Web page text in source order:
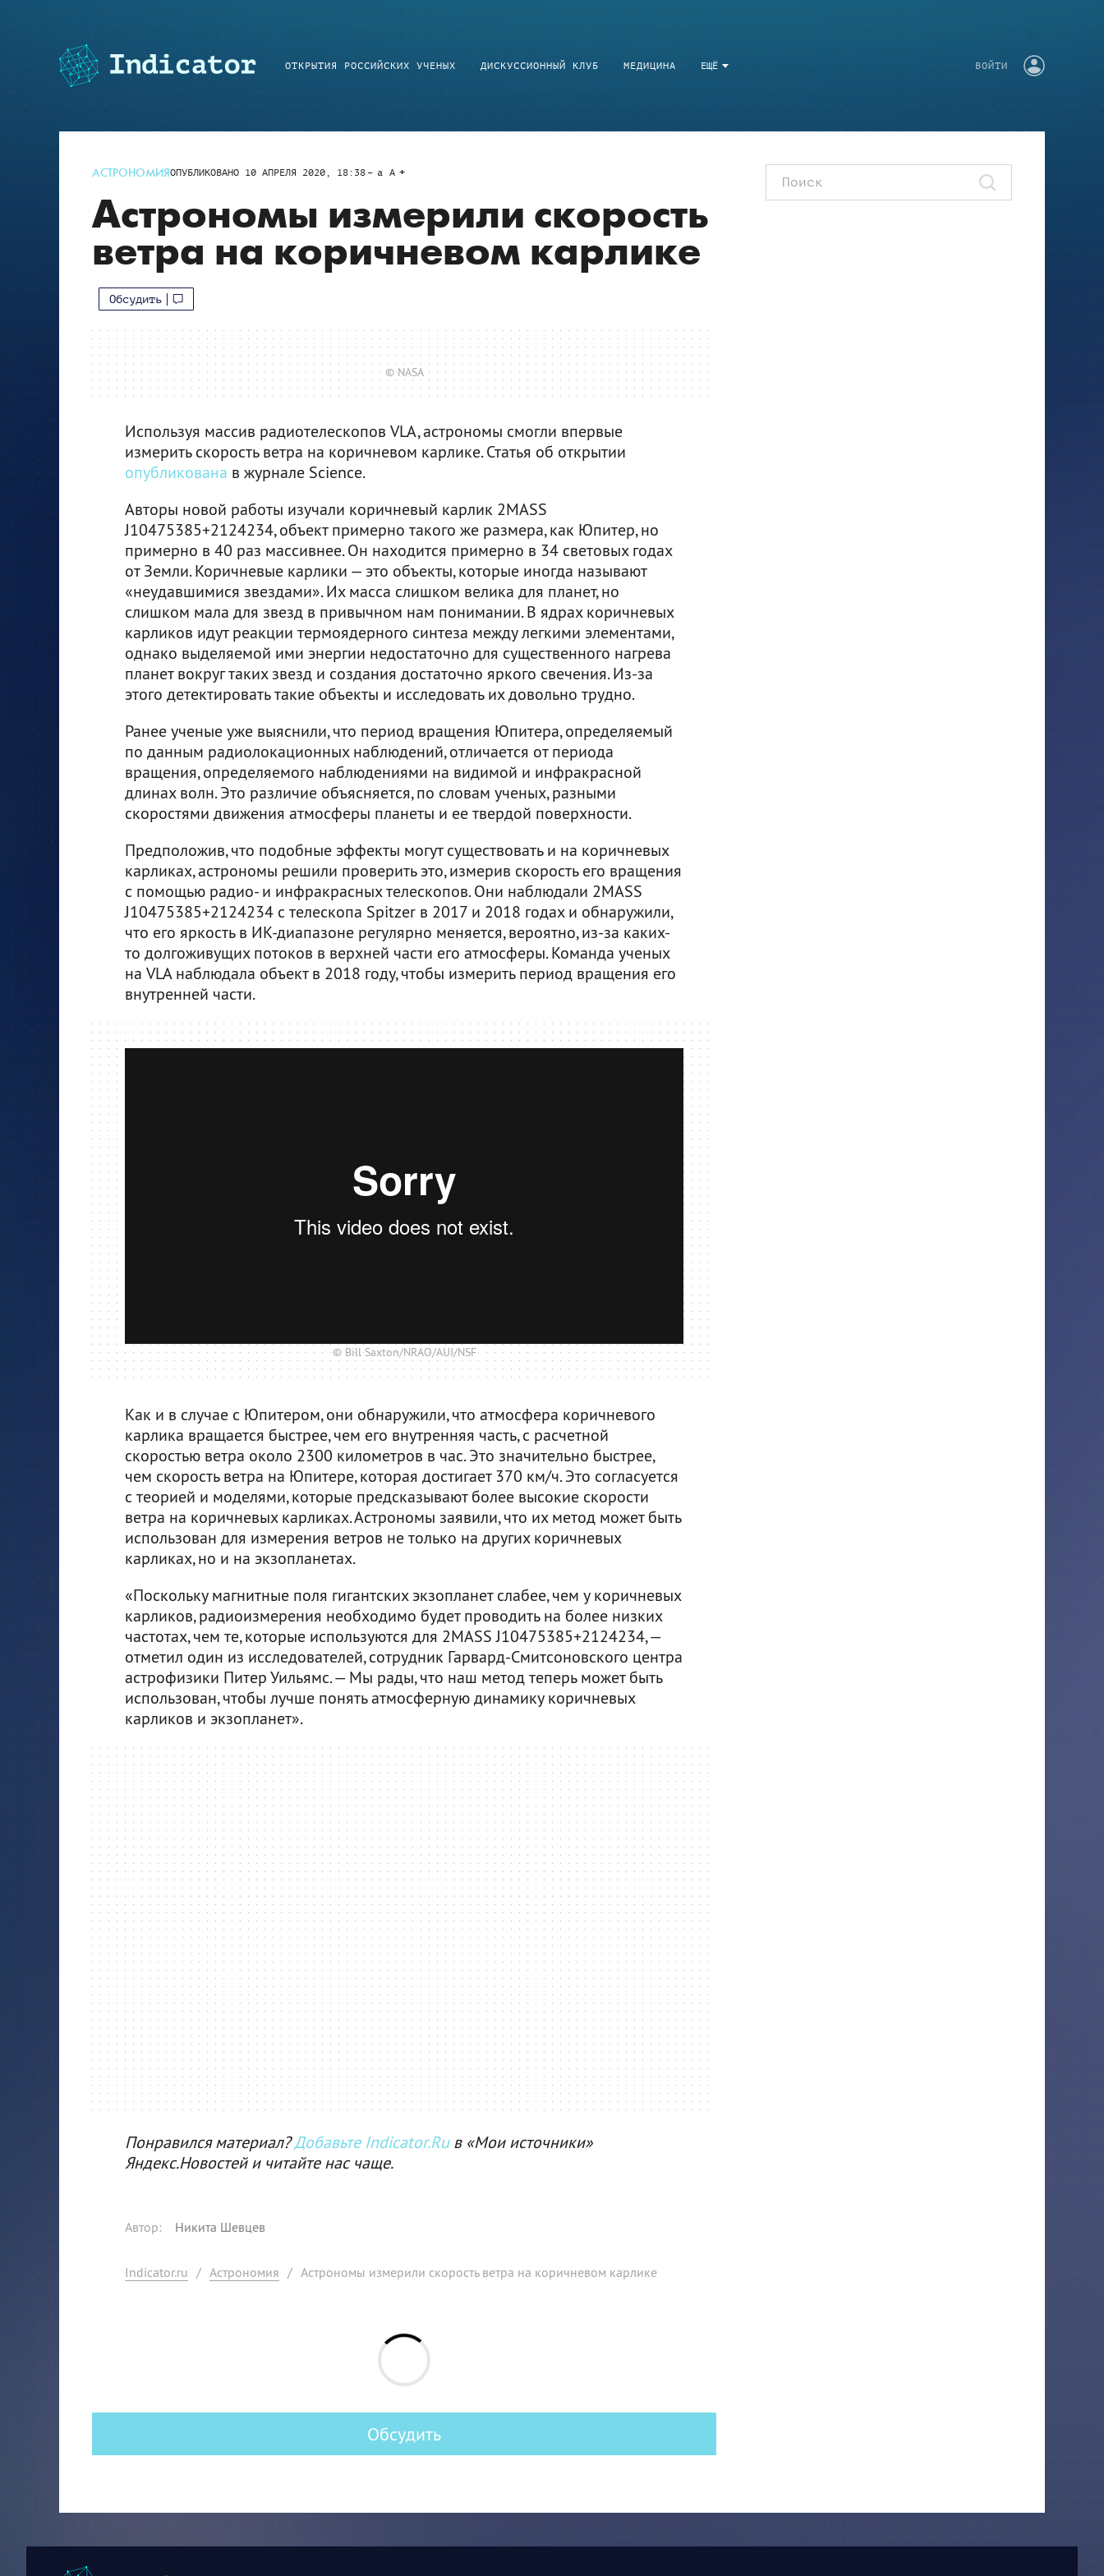
ЕЩЁ
ОТКРЫТИЯ РОССИЙСКИХ УЧЕНЫХ ДИСКУССИОННЫЙ КЛУБ МЕДИЦИНА ВОЙТИ
АСТРОНОМИЯОПУБЛИКОВАНО 10 АПРЕЛЯ 2020, 18:38 a A
Астрономы измерили скорость
ветра на коричневом карлике
Обсудить
© NASA
Используя массив радиотелескопов VLA, астрономы смогли впервые
измерить скорость ветра на коричневом карлике. Статья об открытии
опубликована в журнале Science.
Авторы новой работы изучали коричневый карлик 2MASS
J10475385+2124234, объект примерно такого же размера, как Юпитер, но
примерно в 40 раз массивнее. Он находится примерно в 34 световых годах
от Земли. Коричневые карлики — это объекты, которые иногда называют
«неудавшимися звездами». Их масса слишком велика для планет, но
слишком мала для звезд в привычном нам понимании. В ядрах коричневых
карликов идут реакции термоядерного синтеза между легкими элементами,
однако выделяемой ими энергии недостаточно для существенного нагрева
планет вокруг таких звезд и создания достаточно яркого свечения. Из-за
этого детектировать такие объекты и исследовать их довольно трудно.
Ранее ученые уже выяснили, что период вращения Юпитера, определяемый
по данным радиолокационных наблюдений, отличается от периода
вращения, определяемого наблюдениями на видимой и инфракрасной
длинах волн. Это различие объясняется, по словам ученых, разными
скоростями движения атмосферы планеты и ее твердой поверхности.
Предположив, что подобные эффекты могут существовать и на коричневых
карликах, астрономы решили проверить это, измерив скорость его вращения
с помощью радио- и инфракрасных телескопов. Они наблюдали 2MASS
J10475385+2124234 с телескопа Spitzer в 2017 и 2018 годах и обнаружили,
что его яркость в ИК-диапазоне регулярно меняется, вероятно, из-за каких-
то долгоживущих потоков в верхней части его атмосферы. Команда ученых
на VLA наблюдала объект в 2018 году, чтобы измерить период вращения его
внутренней части.
© Bill Saxton/NRAO/AUI/NSF
Как и в случае с Юпитером, они обнаружили, что атмосфера коричневого
карлика вращается быстрее, чем его внутренняя часть, с расчетной
скоростью ветра около 2300 километров в час. Это значительно быстрее,
чем скорость ветра на Юпитере, которая достигает 370 км/ч. Это согласуется
с теорией и моделями, которые предсказывают более высокие скорости
ветра на коричневых карликах. Астрономы заявили, что их метод может быть
использован для измерения ветров не только на других коричневых
карликах, но и на экзопланетах.
«Поскольку магнитные поля гигантских экзопланет слабее, чем у коричневых
карликов, радиоизмерения необходимо будет проводить на более низких
частотах, чем те, которые используются для 2MASS J10475385+2124234, —
отметил один из исследователей, сотрудник Гарвард-Смитсоновского центра
астрофизики Питер Уильямс. — Мы рады, что наш метод теперь может быть
использован, чтобы лучше понять атмосферную динамику коричневых
карликов и экзопланет».
Понравился материал?Добавьте Indicator.Ruв «Мои источники»
Яндекс.Новостей и читайте нас чаще.
Автор: Никита Шевцев
Indicator.ru / Астрономия / Астрономы измерили скорость ветра на коричневом карлике
Обсудить